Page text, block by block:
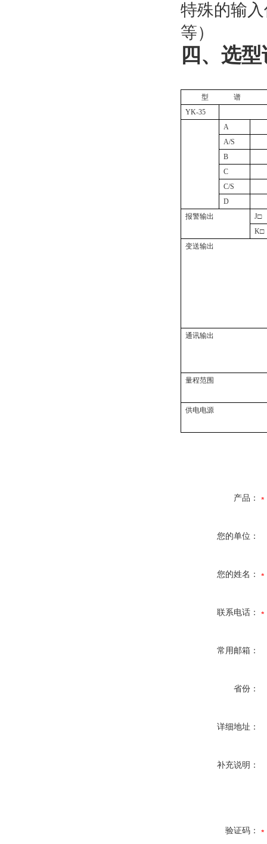
特殊的输
等）
四、选
型
谱
YK-35
A
A/S
B
C
C/S
D
报警输出
J□
K□
变送输出
通讯输出
量程范围
供电电源
产品：
您的单位：
您的姓名：
联系电话：
常用邮箱：
省份：
详细地址：
补充说明：
验证码：